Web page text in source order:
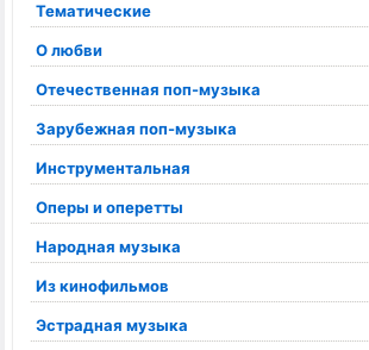
Тематические
О любви
Отечественная поп-музыка
Зарубежная поп-музыка
Инструментальная
Оперы и оперетты
Народная музыка
Из кинофильмов
Эстрадная музыка